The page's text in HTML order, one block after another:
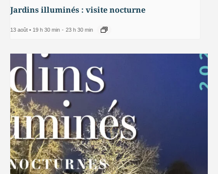
Jardins illuminés : visite nocturne
13 août • 19 h 30 min - 23 h 30 min